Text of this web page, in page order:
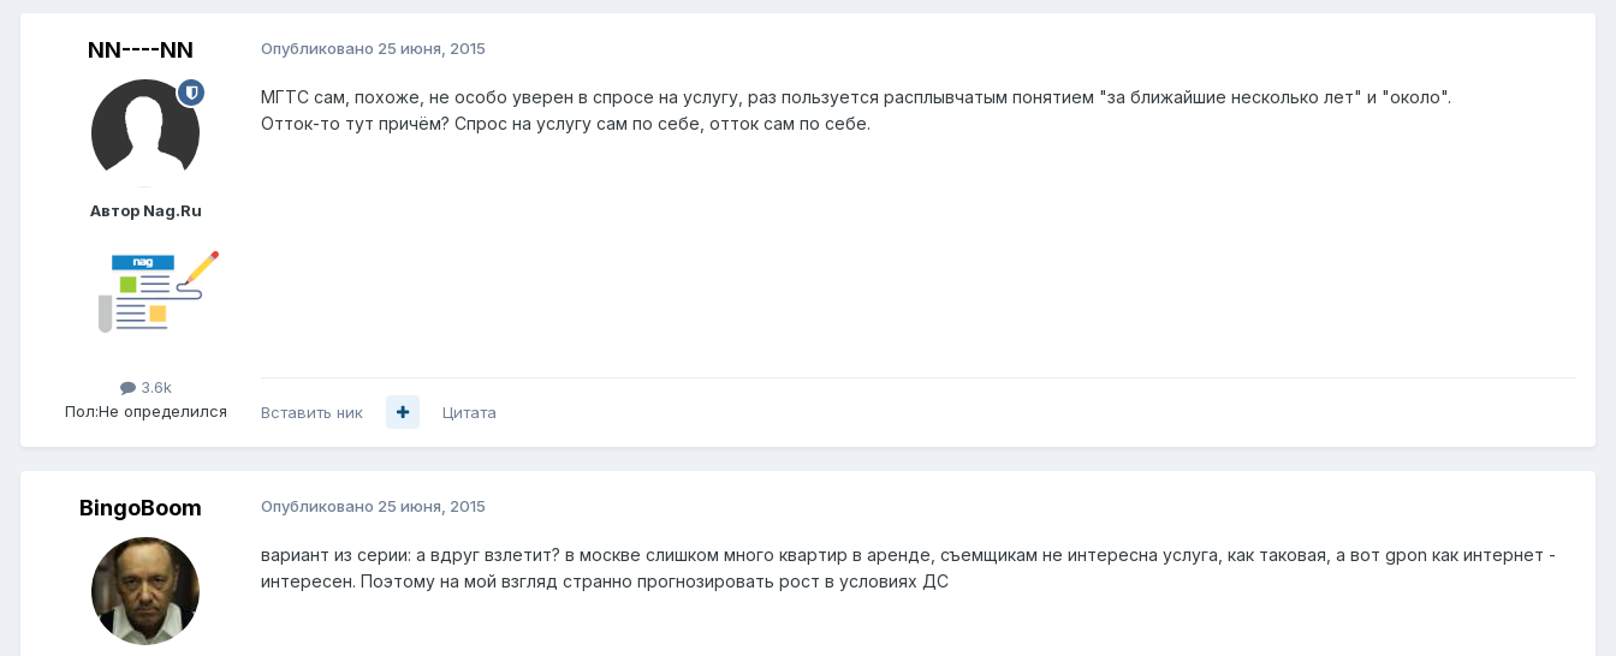
NN----NN
Автор Nag.Ru
3.6k
Пол:Не определился
Опубликовано 25 июня, 2015
МГТС сам, похоже, не особо уверен в спросе на услугу, раз пользуется расплывчатым понятием "за ближайшие несколько лет" и "около".
Отток-то тут причём? Спрос на услугу сам по себе, отток сам по себе.
Вставить ник Цитата
BingoBoom Опубликовано 25 июня, 2015
вариант из серии: а вдруг взлетит? в москве слишком много квартир в аренде, съемщикам не интересна услуга, как таковая, а вот gpon как интернет -
интересен. Поэтому на мой взгляд странно прогнозировать рост в условиях ДС